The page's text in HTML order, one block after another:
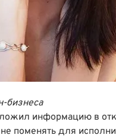
бизнеса
информацию в
поменять для